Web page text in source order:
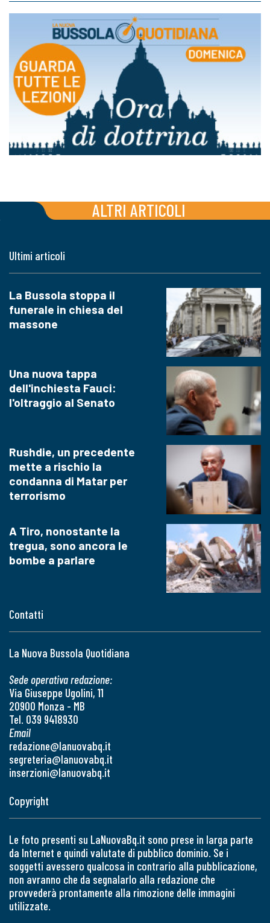
ALTRI ARTICOLI
Contatti
La Nuova Bussola Quotidiana
Sede operativa redazione:
Via Giuseppe Ugolini, 11
20900 Monza - MB
Tel. 039 9418930
Email
redazione@lanuovabq.it
segreteria@lanuovabq.it
inserzioni@lanuovabq.it
Ultimi articoli
La Bussola stoppa il
funerale in chiesa del
massone
Una nuova tappa
dell'inchiesta Fauci:
l'oltraggio al Senato
Rushdie, un precedente
mette a rischio la
condanna di Matar per
terrorismo
A Tiro, nonostante la
tregua, sono ancora le
bombe a parlare
Copyright
Le foto presenti su LaNuovaBq.it sono prese in larga parte
da Internet e quindi valutate di pubblico dominio. Se i
soggetti avessero qualcosa in contrario alla pubblicazione,
non avranno che da segnalarlo alla redazione che
provvederà prontamente alla rimozione delle immagini
utilizzate.